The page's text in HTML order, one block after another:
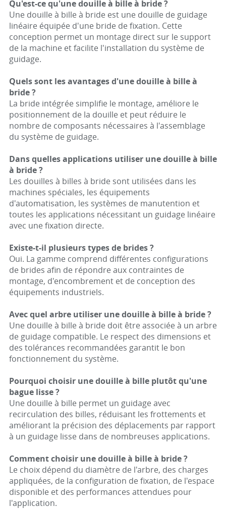
Qu'est-ce qu'une douille à bille à bride ?
Une douille à bille à bride est une douille de guidage
linéaire équipée d'une bride de fixation. Cette
conception permet un montage direct sur le support
de la machine et facilite l'installation du système de
guidage.
Quels sont les avantages d'une douille à bille à
bride ?
La bride intégrée simplifie le montage, améliore le
positionnement de la douille et peut réduire le
nombre de composants nécessaires à l'assemblage
du système de guidage.
Dans quelles applications utiliser une douille à bille
à bride ?
Les douilles à billes à bride sont utilisées dans les
machines spéciales, les équipements
d'automatisation, les systèmes de manutention et
toutes les applications nécessitant un guidage linéaire
avec une fixation directe.
Existe-t-il plusieurs types de brides ?
Oui. La gamme comprend différentes configurations
de brides afin de répondre aux contraintes de
montage, d'encombrement et de conception des
équipements industriels.
Avec quel arbre utiliser une douille à bille à bride ?
Une douille à bille à bride doit être associée à un arbre
de guidage compatible. Le respect des dimensions et
des tolérances recommandées garantit le bon
fonctionnement du système.
Pourquoi choisir une douille à bille plutôt qu'une
bague lisse ?
Une douille à bille permet un guidage avec
recirculation des billes, réduisant les frottements et
améliorant la précision des déplacements par rapport
à un guidage lisse dans de nombreuses applications.
Comment choisir une douille à bille à bride ?
Le choix dépend du diamètre de l'arbre, des charges
appliquées, de la configuration de fixation, de l'espace
disponible et des performances attendues pour
l'application.